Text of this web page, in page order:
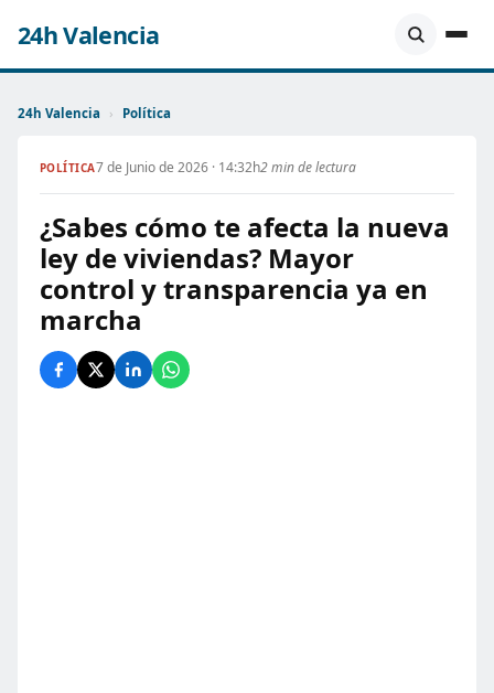
24h Valencia
24h Valencia › Política
POLÍTICA7 de Junio de 2026 · 14:32h2 min de lectura
¿Sabes cómo te afecta la nueva
ley de viviendas? Mayor
control y transparencia ya en
marcha